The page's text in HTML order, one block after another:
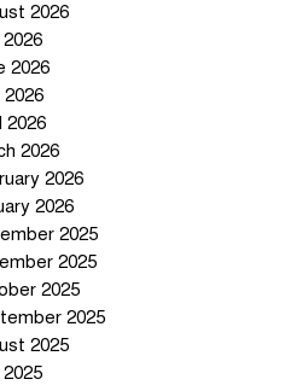
কয়ছর এম আহমেদের সঙ্গে
2026
2026
2026
2026
2026
2026
2026
2025
2025
2025
2025
2025